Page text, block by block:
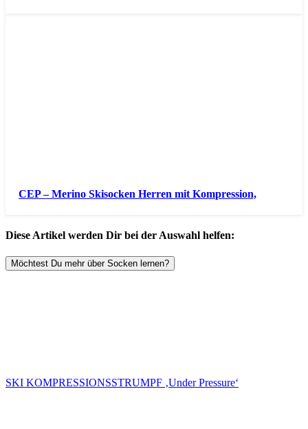
CEP – Merino Skisocken Herren mit Kompression,
Diese Artikel werden Dir bei der Auswahl helfen:
Möchtest Du mehr über Socken lernen?
SKI KOMPRESSIONSSTRUMPF ‚Under Pressure‘